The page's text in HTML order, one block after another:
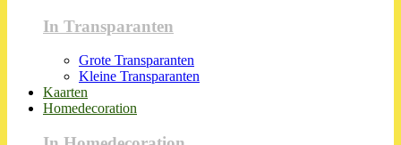
In Transparanten
Grote Transparanten
Kleine Transparanten
Kaarten
Homedecoration